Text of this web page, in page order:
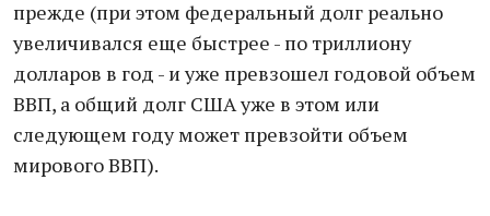
прежде (при этом федеральный долг реально
увеличивался еще быстрее - по триллиону
долларов в год - и уже превзошел годовой объем
ВВП, а общий долг США уже в этом или
следующем году может превзойти объем
мирового ВВП).